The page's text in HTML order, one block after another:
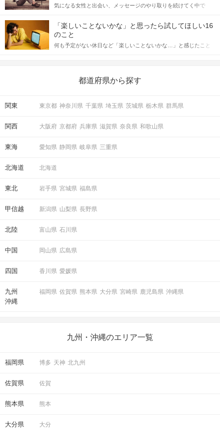
記事では、女性が話しかけて欲しい時に出すサインとその心理を
合にどのような行動に繋げるべきかをご紹介していきます。
気になる女性と出会い、メッセージのやり取りを続けてく中で
しかし、中には「どう誘ったらいいの？」とお困りの男性もいら
っしゃるのではないでしょうか。 そこで今回は、男性から女性へ
送るLINEでのデートの誘い方のコツをご紹介します。例文も混じ
えながら解説するので、ぜひ参考にしてください。
「楽しいことないかな」と思ったら試してほしい16
のこと
何も予定がない休日など「楽しいことないかな…」と感じたこと
の楽しいことアイデアを集めました♪ いままさに楽しいことを探し
都道府県から探す
関東 東京都 神奈川県 千葉県 埼玉県 茨城県 栃木県 群馬県
関西 大阪府 京都府 兵庫県 滋賀県 奈良県 和歌山県
東海 愛知県 静岡県 岐阜県 三重県
北海道 北海道
東北 岩手県 宮城県 福島県
甲信越 新潟県 山梨県 長野県
北陸 富山県 石川県
中国 岡山県 広島県
四国 香川県 愛媛県
九州
沖縄
福岡県 佐賀県 熊本県 大分県 宮崎県 鹿児島県 沖縄県
九州・沖縄のエリア一覧
福岡県 博多 天神 北九州
佐賀県 佐賀
熊本県 熊本
大分県 大分